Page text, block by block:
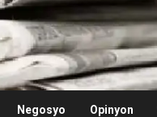
Negosyo Opinyon